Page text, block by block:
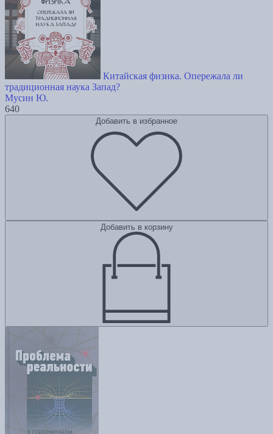
Китайская физика. Опережала ли
традиционная наука Запад?
Мусин Ю.
640
Добавить в избранное
Добавить в корзину